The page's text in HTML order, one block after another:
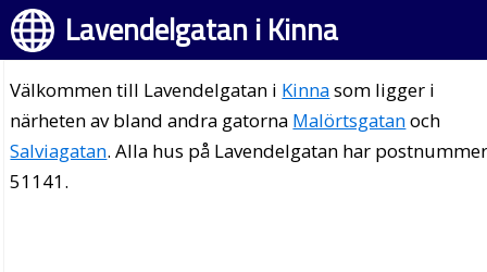
Lavendelgatan i Kinna
Välkommen till Lavendelgatan i Kinnasom ligger i
närheten av bland andra gatorna Malörtsgatanoch
Salviagatan. Alla hus på Lavendelgatan har
51141.